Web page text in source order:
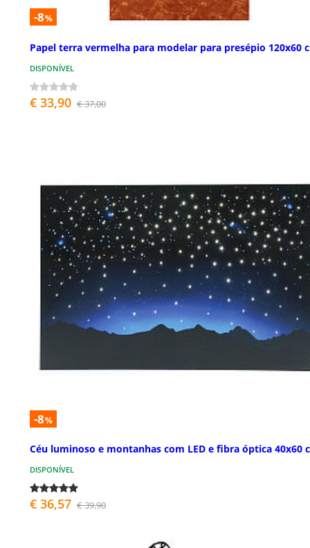
-8%
Papel terra vermelha para modelar para presépio 120x60
DISPONÍVEL
€ 33,90 € 37,00
-8%
Céu luminoso e montanhas com LED e fibra óptica 40x60
DISPONÍVEL
€ 36,57 € 39,90